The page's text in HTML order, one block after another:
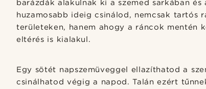
barázdák alakulnak ki a szemed sarkában
huzamosabb ideig csinálod, nemcsak tartós
területeken, hanem ahogy a ráncok mentén
eltérés is kialakul.
Egy sötét napszemüveggel ellazíthatod a
csinálhatod végig a napod. Talán ezért